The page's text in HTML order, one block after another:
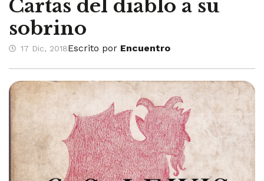
Cartas del diablo a su
sobrino
17 Dic, 2018Escrito por Encuentro